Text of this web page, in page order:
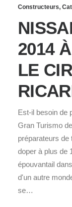
Constructeurs,
2014
LE
Est-il besoin de
Gran Turismo
préparateurs de
doper à plus de
épouvantail
d'un autre
se…